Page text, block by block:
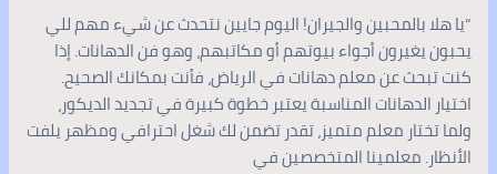
“يا هلا بالمحبين والجيران! اليوم جايين نتحدث عن شيء مهم للي
يحبون يغيرون أجواء بيوتهم أو مكاتبهم، وهو فن الدهانات. إذا
كنت تبحث عن معلم دهانات في الرياض، فأنت بمكانك الصحيح.
اختيار الدهانات المناسبة يعتبر خطوة كبيرة في تجديد الديكور،
ولما تختار معلم متميز، تقدر تضمن لك شغل احترافي ومظهر يلفت
الأنظار. معلمينا المتخصصين في